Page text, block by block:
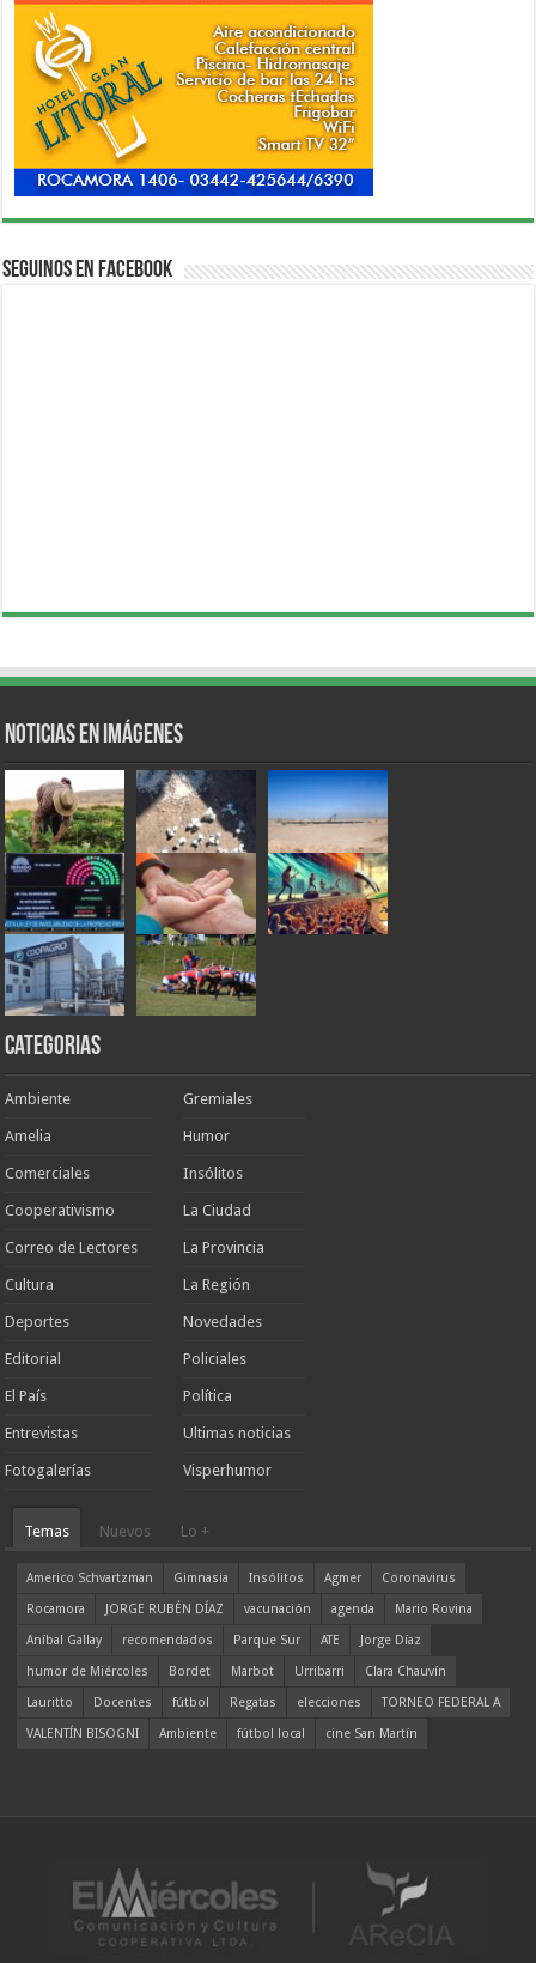
Seguinos en Facebook
Noticias en Imágenes
Categorias
Ambiente
Amelia
Comerciales
Cooperativismo
Correo de Lectores
Cultura
Deportes
Editorial
El País
Entrevistas
Fotogalerías
Gremiales
Humor
Insólitos
La Ciudad
La Provincia
La Región
Novedades
Policiales
Política
Ultimas noticias
Visperhumor
Temas Nuevos Lo +
Americo Schvartzman Gimnasia Insólitos Agmer
Coronavirus
Rocamora
JORGE RUBÉN DÍAZ vacunación agenda
Mario Rovina
Aníbal Gallay
recomendados Parque Sur ATE
Jorge Díaz
humor de Miércoles
Bordet Marbot Urribarri
Clara Chauvín
Lauritto
Docentes fútbol Regatas elecciones
TORNEO FEDERAL A
VALENTÍN BISOGNI
Ambiente fútbol local cine San Martín